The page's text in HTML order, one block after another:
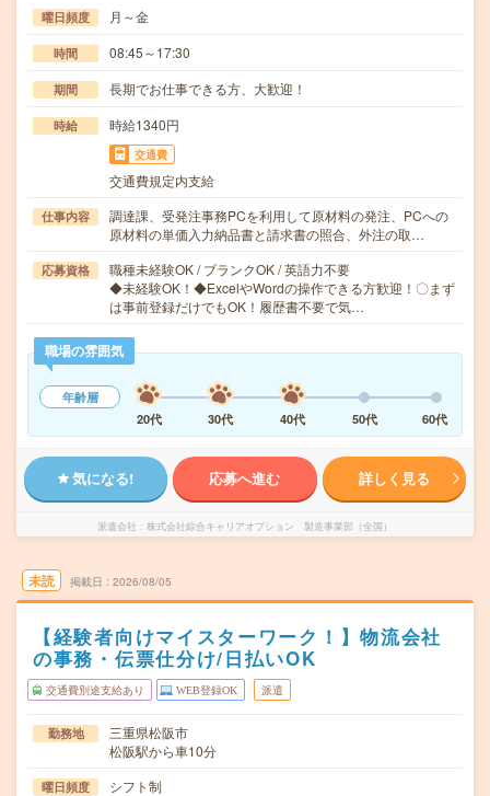
曜日頻度 月～金
時間 08:45～17:30
期間 長期でお仕事できる方、大歓迎！
時給 時給1340円
交通費
交通費規定内支給
仕事内容
調達課、受発注事務PCを利用して原材料の発注、PCへの
原材料の単価入力納品書と請求書の照合、外注の取…
応募資格
職種未経験OK / ブランクOK / 英語力不要
◆未経験OK！◆ExcelやWordの操作できる方歓迎！〇まず
は事前登録だけでもOK！履歴書不要で気…
職場の雰囲気
年齢層
20代
30代 40代 50代 60代
気になる! 応募へ進む 詳しく見る
派遣会社 株式会社綜合キャリアオプション 製造事業部（全国）
未読 掲載日 2026/08/05
【経験者向けマイスターワーク！】物流会社
の事務・伝票仕分け/日払いOK
交通費別途支給あり WEB登録OK 派遣
勤務地
三重県松阪市
松阪駅から車10分
曜日頻度 シフト制